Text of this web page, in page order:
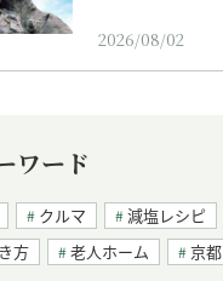
2026/08/02
ワード
クルマ 減塩レシピ
方
老人ホーム 京都